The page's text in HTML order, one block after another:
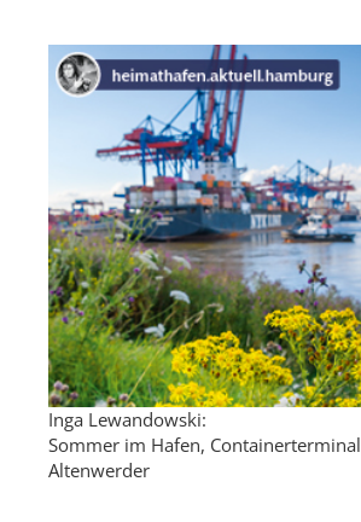
Inga Lewandowski:
Sommer im Hafen, Containerterminal
Altenwerder